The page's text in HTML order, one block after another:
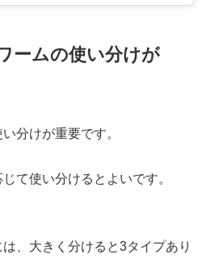
ームの使い分けが
分けが重要です。
て使い分けるとよいです。
、大きく分けると3タイプあり